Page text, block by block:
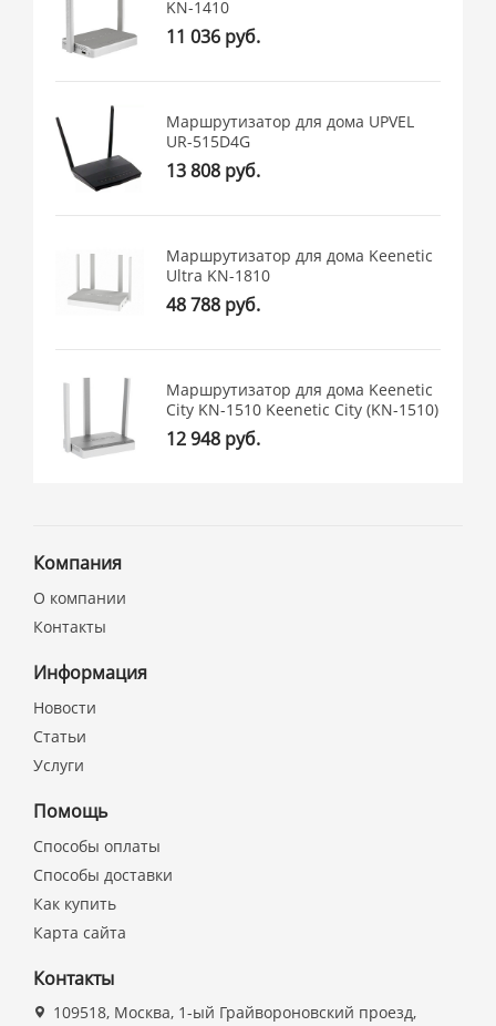
KN-1410
11 036 руб.
Маршрутизатор для дома UPVEL
UR-515D4G
13 808 руб.
Маршрутизатор для дома Keenetic
Ultra KN-1810
48 788 руб.
Маршрутизатор для дома Keenetic
City KN-1510 Keenetic City (KN-1510)
12 948 руб.
Компания
О компании
Контакты
Информация
Новости
Статьи
Услуги
Помощь
Способы оплаты
Способы доставки
Как купить
Карта сайта
Контакты
109518, Москва, 1-ый Грайвороновский проезд,